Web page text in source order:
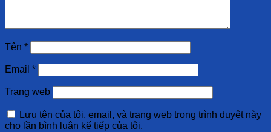
Tên *
Email *
Trang web
Lưu tên của tôi, email, và trang web trong trình duyệt này
cho lần bình luận kế tiếp của tôi.